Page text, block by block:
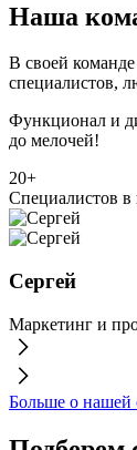
Наша
В своей
специалистов,
Функционал и
до мелочей!
20+
Специалистов в
Сергей
Маркетинг и
Больше о нашей